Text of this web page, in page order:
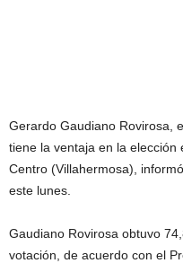
Gerardo Gaudiano Rovirosa,
tiene la ventaja en la
Centro (Villahermosa),
este lunes.
Gaudiano Rovirosa obtuvo
votación, de acuerdo con el